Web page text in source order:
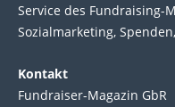
Service des Fund­raising-
Sozial­marke­ting,
Kontakt
Fundraiser-Magazin GbR